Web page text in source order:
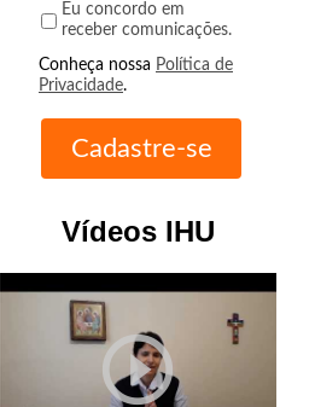
Eu concordo em
receber comunicações.
Conheça nossa Política de
Privacidade.
Vídeos IHU
play_circle_outline